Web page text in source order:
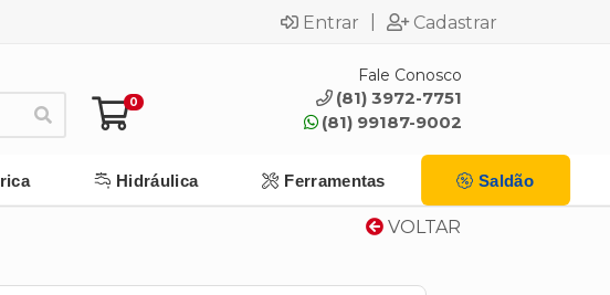
Entrar Cadastrar
0
Fale Conosco
(81) 3972-7751
(81) 99187-9002
Hidráulica Ferramentas Saldão
VOLTAR